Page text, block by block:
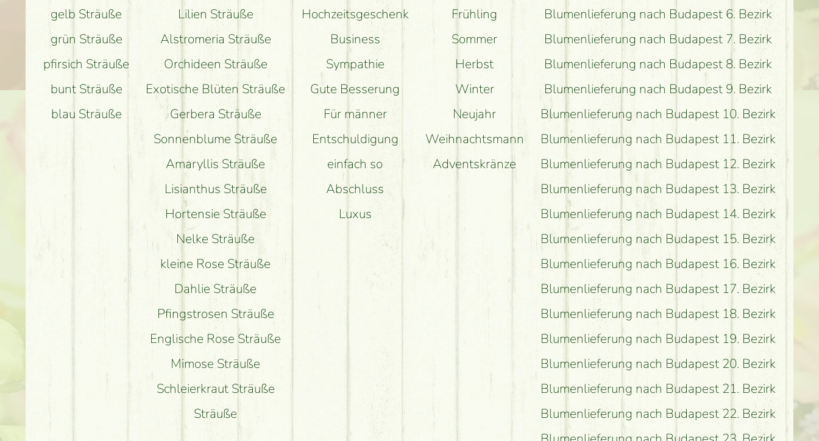
gelb Sträuße
grün Sträuße
pfirsich Sträuße
bunt Sträuße
blau Sträuße
Lilien Sträuße
Alstromeria Sträuße
Orchideen Sträuße
Exotische Blüten Sträuße
Gerbera Sträuße
Sonnenblume Sträuße
Amaryllis Sträuße
Lisianthus Sträuße
Hortensie Sträuße
Nelke Sträuße
kleine Rose Sträuße
Dahlie Sträuße
Pfingstrosen Sträuße
Englische Rose Sträuße
Mimose Sträuße
Schleierkraut Sträuße
Sträuße
Hochzeitsgeschenk
Business
Sympathie
Gute Besserung
Für männer
Entschuldigung
einfach so
Abschluss
Luxus
Frühling
Sommer
Herbst
Winter
Neujahr
Weihnachtsmann
Adventskränze
Blumenlieferung nach Budapest 6. Bezirk
Blumenlieferung nach Budapest 7. Bezirk
Blumenlieferung nach Budapest 8. Bezirk
Blumenlieferung nach Budapest 9. Bezirk
Blumenlieferung nach Budapest 10. Bezirk
Blumenlieferung nach Budapest 11. Bezirk
Blumenlieferung nach Budapest 12. Bezirk
Blumenlieferung nach Budapest 13. Bezirk
Blumenlieferung nach Budapest 14. Bezirk
Blumenlieferung nach Budapest 15. Bezirk
Blumenlieferung nach Budapest 16. Bezirk
Blumenlieferung nach Budapest 17. Bezirk
Blumenlieferung nach Budapest 18. Bezirk
Blumenlieferung nach Budapest 19. Bezirk
Blumenlieferung nach Budapest 20. Bezirk
Blumenlieferung nach Budapest 21. Bezirk
Blumenlieferung nach Budapest 22. Bezirk